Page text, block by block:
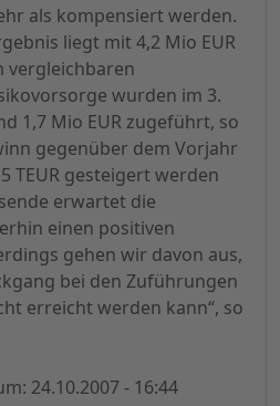
als kompensiert werden.
liegt mit 4,2 Mio EUR
vergleichbaren
wurden im 3.
1,7 Mio EUR zugeführt, so
gegenüber dem Vorjahr
TEUR gesteigert werden
erwartet die
einen positiven
gehen wir davon aus,
bei den Zuführungen
erreicht werden kann“, so
24.10.2007 - 16:44